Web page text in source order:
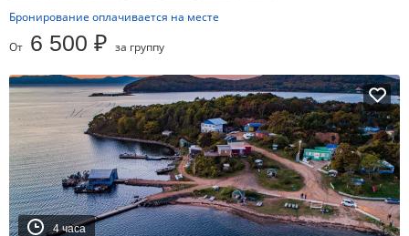
Бронирование оплачивается на месте
От 6 500 ₽ за группу
4 часа